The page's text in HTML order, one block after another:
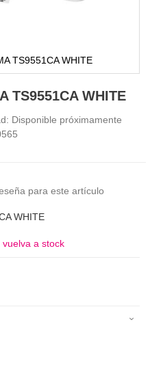
TS9551CA WHITE
TS9551CA WHITE
Disponible próximamente
para este artículo
WHITE
a stock